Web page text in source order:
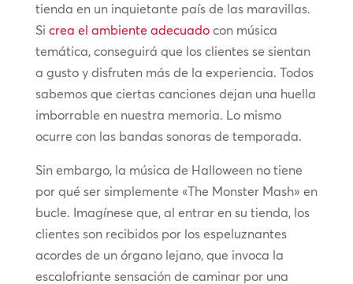
tienda en un inquietante país de las maravillas.
Si crea el ambiente adecuadocon música
temática, conseguirá que los clientes se sientan
a gusto y disfruten más de la experiencia. Todos
sabemos que ciertas canciones dejan una huella
imborrable en nuestra memoria. Lo mismo
ocurre con las bandas sonoras de temporada.
Sin embargo, la música de Halloween no tiene
por qué ser simplemente «The Monster Mash» en
bucle. Imagínese que, al entrar en su tienda, los
clientes son recibidos por los espeluznantes
acordes de un órgano lejano, que invoca la
escalofriante sensación de caminar por una